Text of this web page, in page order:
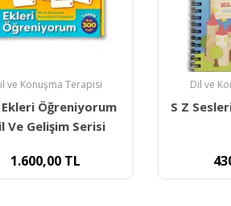
Dil ve Konuşma Terapisi
S Z Seslerini Söylüyorum